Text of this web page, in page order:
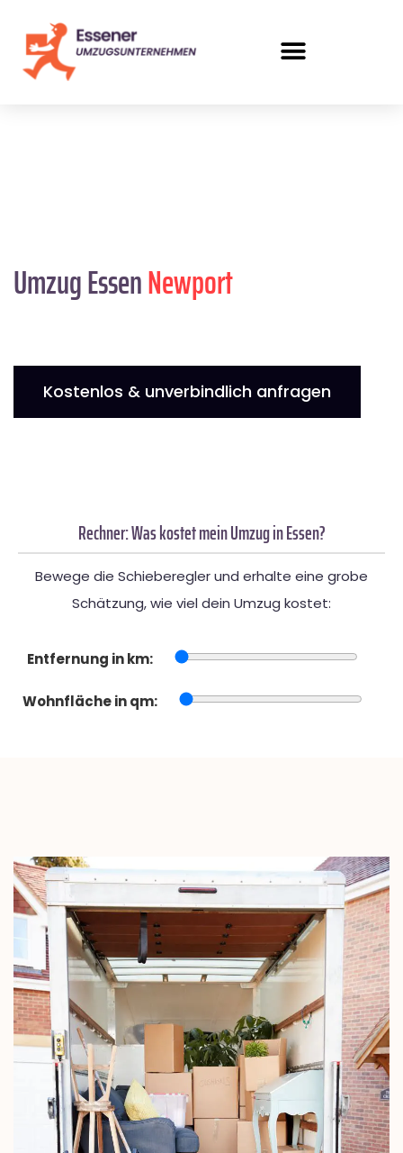
Umzug EssenNewport
Kostenlos & unverbindlich anfragen
Rechner: Was kostet mein Umzug in Essen?
Bewege die Schieberegler und erhalte eine grobe
Schätzung, wie viel dein Umzug kostet:
Entfernung in km:
Wohnfläche in qm: